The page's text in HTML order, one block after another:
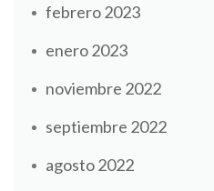
febrero 2023
enero 2023
noviembre 2022
septiembre 2022
agosto 2022